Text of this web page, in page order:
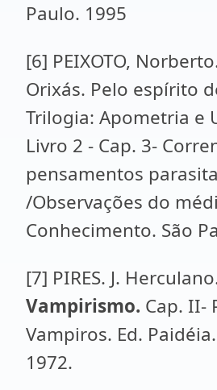
Paulo. 1995
[6] PEIXOTO,
Orixás. Pelo espírito
Trilogia: Apometria e
Livro 2 - Cap. 3-
pensamentos
/Observações do
Conhecimento. São
[7] PIRES. J.
Vampirismo. Cap. II-
Vampiros. Ed.
1972.